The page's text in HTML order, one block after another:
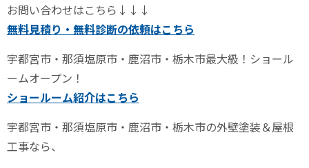
お問い合わせはこちら↓↓↓
無料見積り・無料診断の依頼はこちら
宇都宮市・那須塩原市・鹿沼市・栃木市最大級！ショール
ームオープン！
ショールーム紹介はこちら
宇都宮市・那須塩原市・鹿沼市・栃木市の外壁塗装＆屋根
工事なら、